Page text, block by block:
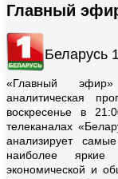
Беларусь 1
Главный
«Главный
аналитическая
воскресенье в
телеканалах
анализирует
наиболее яркие
экономической и